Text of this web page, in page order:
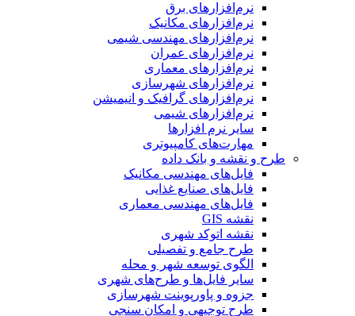
نرم‌افزارهای برق
نرم‌افزارهای مکانیک
نرم‌افزارهای مهندسی شیمی
نرم‌افزارهای عمران
نرم‌افزارهای معماری
نرم‌افزارهای شهرسازی
نرم‌افزارهای گرافیک و انیمیشن
نرم‌افزارهای شیمی
سایر نرم افزارها
مهارت‌های کامپیوتری
طرح و نقشه و بانک داده
فایل‌های مهندسی مکانیک
فایل‌های صنایع غذایی
فایل‌های مهندسی معماری
نقشه GIS
نقشه اتوکد شهری
طرح جامع و تفصیلی
الگوی توسعه شهر و محله
سایر فایل‌ها و طرح‌های شهری
جزوه و پاورپوینت شهرسازی
طرح توجیهی و امکان سنجی